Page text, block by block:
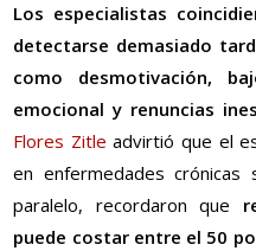
Los especialistas
detectarse demasiado
como desmotivación,
emocional y renuncias
Flores Zitle advirtió que el
en enfermedades
paralelo, recordaron que
puede costar entre el 50